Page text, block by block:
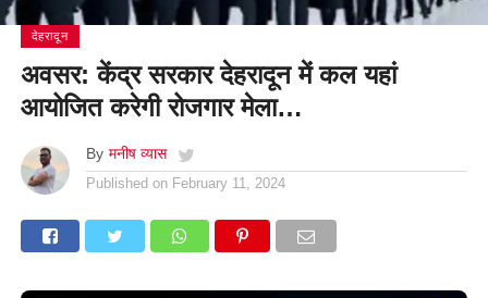
देहरादून
अवसर: केंद्र सरकार देहरादून में कल यहां
आयोजित करेगी रोजगार मेला…
By मनीष व्यास
Published on February 11, 2024